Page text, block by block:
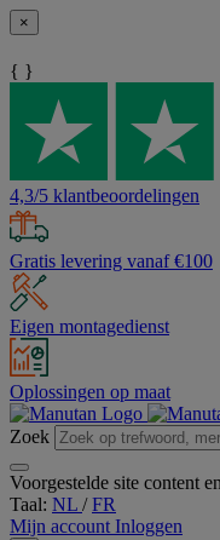
×
{ }
4,3/5 klantbeoordelingen
Gratis levering vanaf €100
Eigen montagedienst
Oplossingen op maat
Zoek
Voorgestelde site content
Taal: NL /FR
Mijn account Inloggen